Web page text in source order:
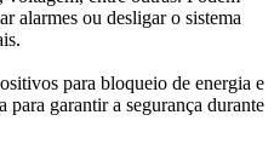
alarmes ou desligar o sistema
para bloqueio de energia e
para garantir a segurança durante